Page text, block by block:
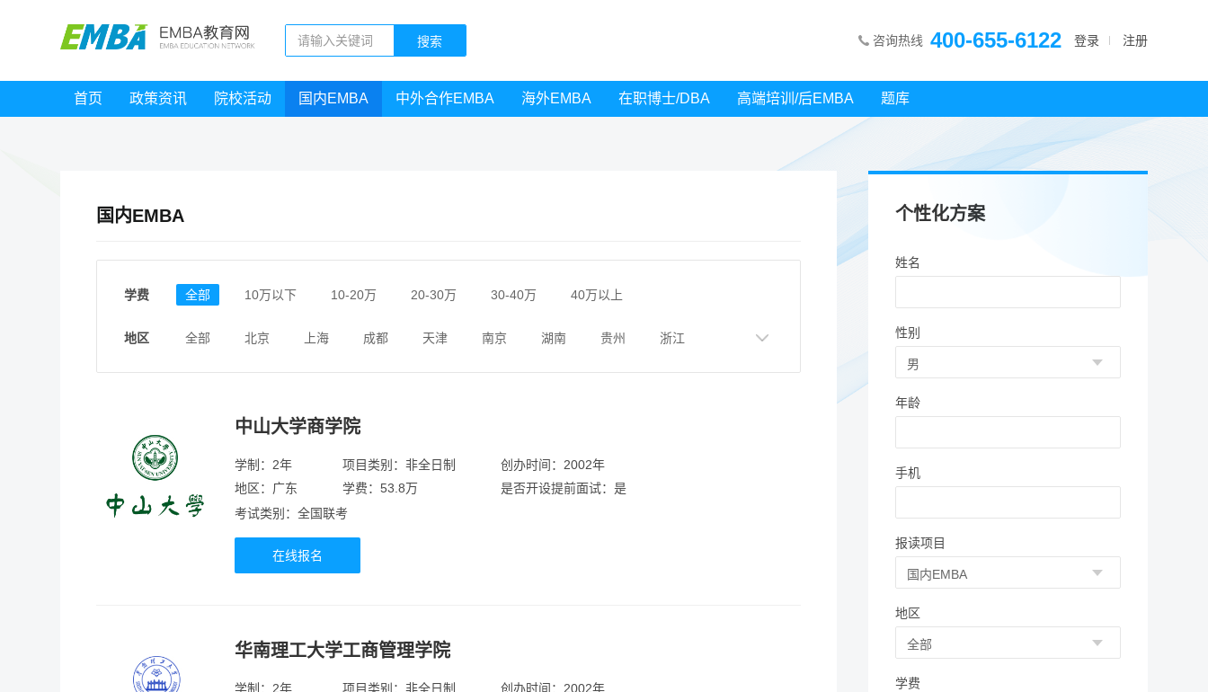
咨询热线 400-655-6122 登录 注册
首页 政策资讯 院校活动 国内EMBA 中外合作EMBA 海外EMBA 在职博士/DBA 高端培训/后EMBA 题库
国内EMBA
学费 全部 10万以下 10-20万 20-30万 30-40万 40万以上
地区 全部 北京 上海 成都 天津 南京 湖南 贵州 浙江
中山大学商学院
学制：2年
地区：广东
项目类别：非全日制
学费：53.8万
创办时间：2002年
是否开设提前面试：是
考试类别：全国联考
在线报名
华南理工大学工商管理学院
学制：2年
项目类别：非全日制
创办时间：2002年
个性化方案
姓名
性别
年龄
手机
报读项目
地区
学费